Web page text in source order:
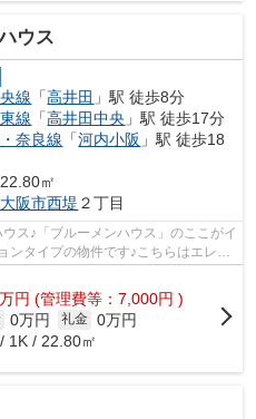
ウス
線 「高井田 」駅 徒歩8分
線 「高井田中央 」駅 徒歩17分
奈良線 「河内小阪 」駅 徒歩18
㎡
阪市西堤 ２丁目
ス♪「ブルーメンハウス」のここがイ
ンタイプの物件です♪こちらはエレベ
万円 (管理費等：7,000円 )
0万円 礼金 0万円
1K / 22.80㎡